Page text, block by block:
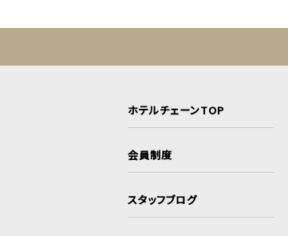
ホテルチェーンTOP
会員制度
スタッフブログ